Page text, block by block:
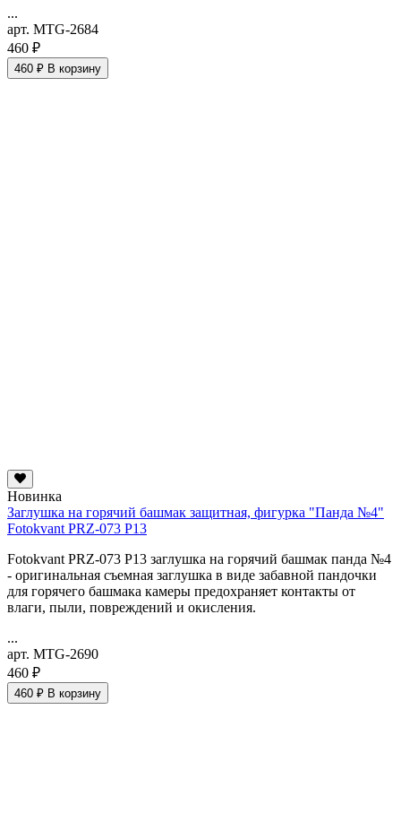
...
арт. MTG-2684
460 ₽
460 ₽ В корзину
Новинка
Заглушка на горячий башмак защитная, фигурка "Панда №4"
Fotokvant PRZ-073 P13
Fotokvant PRZ-073 P13 заглушка на горячий башмак панда №4
- оригинальная съемная заглушка в виде забавной пандочки
для горячего башмака камеры предохраняет контакты от
влаги, пыли, повреждений и окисления.
...
арт. MTG-2690
460 ₽
460 ₽ В корзину